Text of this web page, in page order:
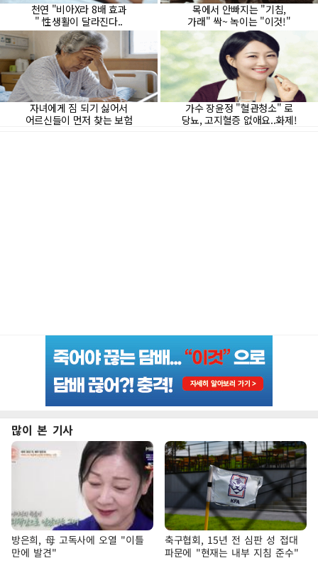
많이 본 기사
방은희, 母 고독사에 오열 "이틀
만에 발견"
축구협회, 15년 전 심판 성 접대
파문에 "현재는 내부 지침 준수"